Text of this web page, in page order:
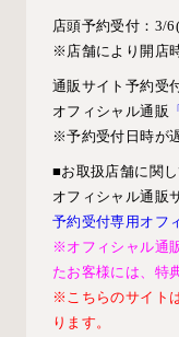
店頭予約受付：3/
※店舗により開店
通販サイト予約受
オフィシャル通販
※予約受付日時が
■お取扱店舗に関
オフィシャル通販
予約受付専用オフ
※オフィシャル通
たお客様には、特
※こちらのサイト
ります。